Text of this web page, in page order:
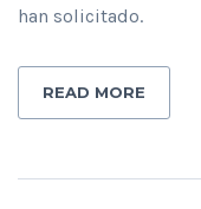
han solicitado.
READ MORE